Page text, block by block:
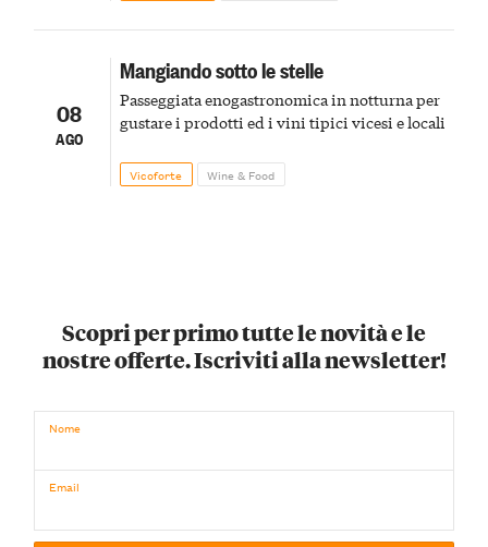
08
AGO
Mangiando sotto le stelle
Passeggiata enogastronomica in notturna per
gustare i prodotti ed i vini tipici vicesi e locali
Vicoforte Wine & Food
Scopri per primo tutte le novità e le
nostre offerte. Iscriviti alla newsletter!
Nome
Email